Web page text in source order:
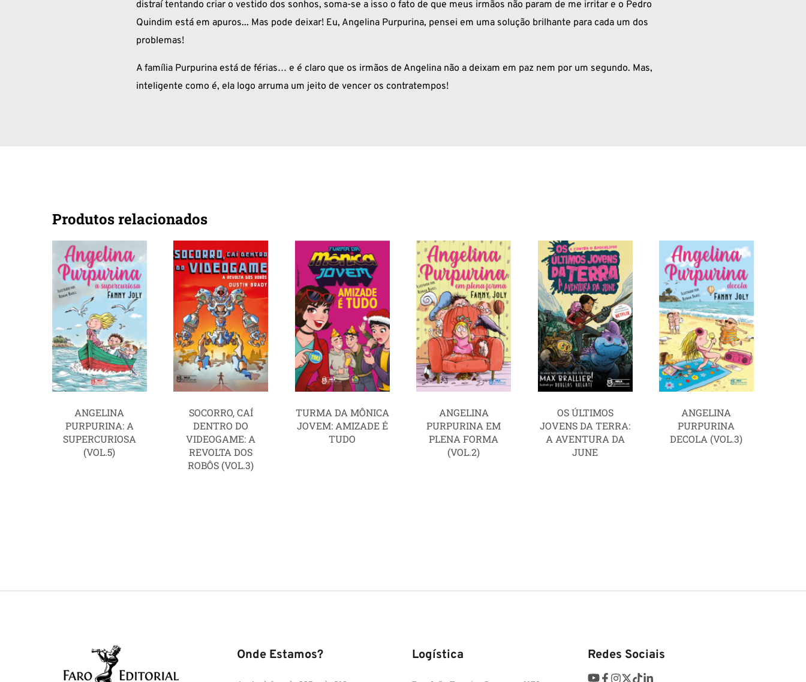
distraí tentando criar o vestido dos sonhos, soma-se a isso o fato de que meus irmãos não param de me irritar e o Pedro
Quindim está em apuros... Mas pode deixar! Eu, Angelina Purpurina, pensei em uma solução brilhante para cada um dos
problemas!
A família Purpurina está de férias… e é claro que os irmãos de Angelina não a deixam em paz nem por um segundo. Mas,
inteligente como é, ela logo arruma um jeito de vencer os contratempos!
Produtos relacionados
ANGELINA
PURPURINA: A
SUPERCURIOSA
(VOL.5)
SOCORRO, CAÍ
DENTRO DO
VIDEOGAME: A
REVOLTA DOS
ROBÔS (VOL.3)
TURMA DA MÔNICA
JOVEM: AMIZADE É
TUDO
ANGELINA
PURPURINA EM
PLENA FORMA
(VOL.2)
OS ÚLTIMOS
JOVENS DA TERRA:
A AVENTURA DA
JUNE
ANGELINA
PURPURINA
DECOLA (VOL.3)
Onde Estamos? Logística Redes Sociais